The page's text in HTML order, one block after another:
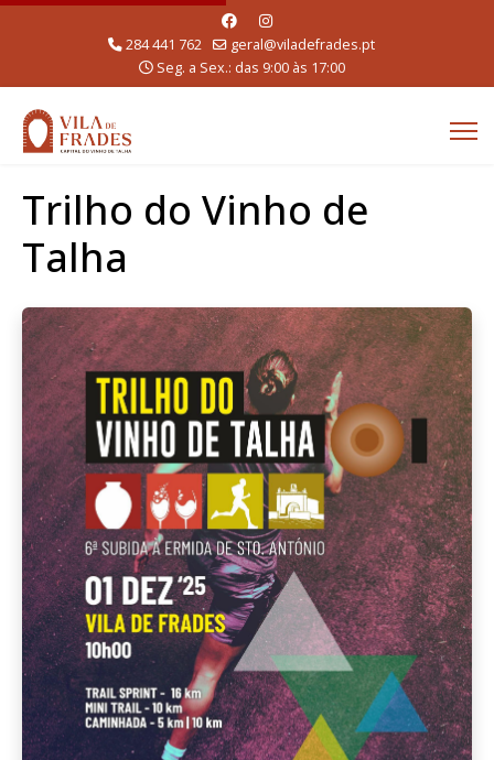
284 441 762
geral@viladefrades.pt
Seg. a Sex.: das 9:00 às 17:00
Trilho do Vinho de
Talha